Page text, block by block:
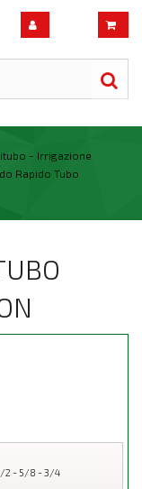
- Irrigazione
Rapido Tubo
2 - 5/8 - 3/4